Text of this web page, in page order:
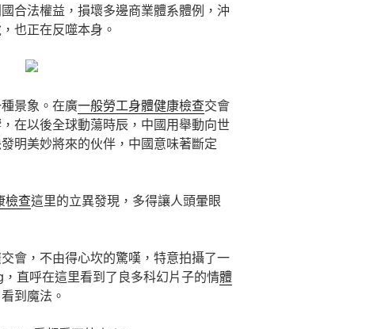
合法權益，損壞多邊商業體系體例，沖
也正在反噬本身。
景象。在廣一般勞工身體健康檢查交會
在以後全球動蕩時辰，中國用舉動向世
明美妙將來的伙伴，中國意味著斷定
檢查這里的立異發現，多得讓人頭暈眼
會，不由得心坎的驚嘆，特意拍攝了一
直呼在這里看到了良多科幻片子的情體
到魔法。